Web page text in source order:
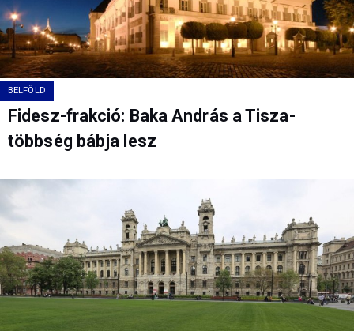
BELFÖLD
Fidesz-frakció: Baka András a Tisza-
többség bábja lesz